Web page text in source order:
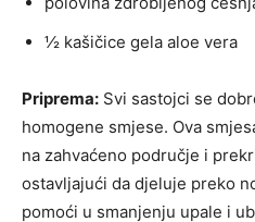
½ kašičice gela aloe vera
Priprema: Svi sastojci se
homogene smjese. Ova
na zahvaćeno područje i
ostavljajući da djeluje preko
pomoći u smanjenju upale i